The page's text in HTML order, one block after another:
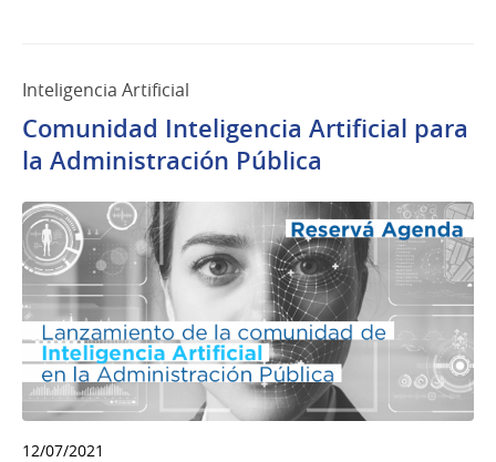
Inteligencia Artificial
Comunidad Inteligencia Artificial para
la Administración Pública
12/07/2021